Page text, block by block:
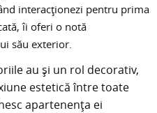
interacționezi pentru prima
îi oferi o notă
său exterior.
au și un rol decorativ,
estetică între toate
apartenența ei